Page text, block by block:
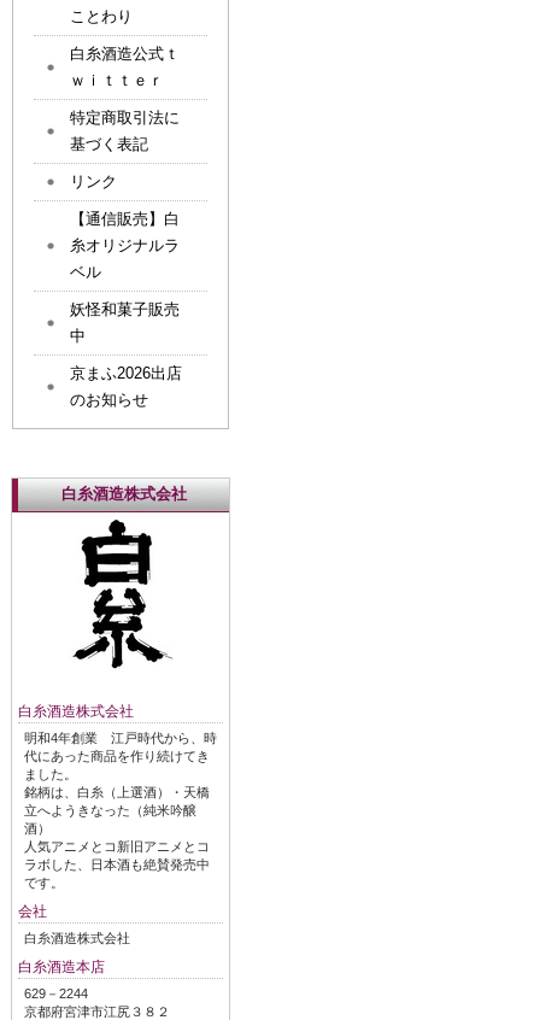
ことわり
白糸酒造公式ｔ
ｗｉｔｔｅｒ
特定商取引法に
基づく表記
リンク
【通信販売】白
糸オリジナルラ
ベル
妖怪和菓子販売
中
京まふ2026出店
のお知らせ
白糸酒造株式会社
白糸酒造株式会社
明和4年創業 江戸時代から、時
代にあった商品を作り続けてき
ました。
銘柄は、白糸（上選酒）・天橋
立へようきなった（純米吟醸
酒）
人気アニメとコ新旧アニメとコ
ラボした、日本酒も絶賛発売中
です。
会社
白糸酒造株式会社
白糸酒造本店
629－2244
京都府宮津市江尻３８２